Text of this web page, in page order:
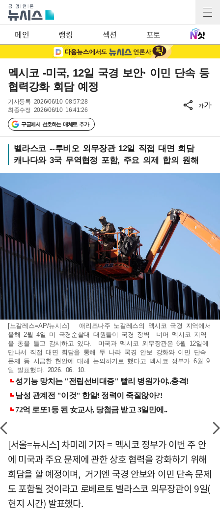
메인 랭킹 섹션 포토
멕시코 -미국, 12일 국경 보안· 이민 단속 등
협력강화 회담 예정
기사등록 2026/06/10 08:57:28
최종수정 2026/06/10 16:41:26
구글에서 선호하는 매체로 추가
가가
벨라스코 --루비오 외무장관 12일 직접 대면 회담
캐나다와 3국 무역협정 포함, 주요 의제 합의 원해
[노갈레스=AP/뉴시스] 애리조나주 노갈레스의 멕시코 국경 지역에서
올해 2월 4일 미 국경순찰대 대원들이 국경 장벽 너머 멕시코 지역
을 총을 들고 감시하고 있다. 미국과 멕시코 외무장관은 6월 12일에
만나서 직접 대면 회담을 통해 두 나라 국경 안보 강화와 이민 단속
문제 등 시급한 현안에 대해 논의하기로 했다고 멕시코 정부가 6월 9
일 발표했다. 2026. 06. 10.
[서울=뉴시스] 차미례 기자 = 멕시코 정부가 이번 주 안
에 미국과 주요 문제에 관한 상호 협력을 강화하기 위해
회담을 할 예정이며, 거기엔 국경 안보와 이민 단속 문제
도 포함될 것이라고 로베르토 벨라스코 외무장관이 9일(
현지 시간) 발표했다.